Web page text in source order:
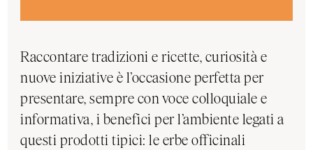
Raccontare tradizioni e ricette, curiosità e
nuove iniziative è l’occasione perfetta per
presentare, sempre con voce colloquiale e
informativa, i benefici per l’ambiente legati a
questi prodotti tipici: le erbe officinali